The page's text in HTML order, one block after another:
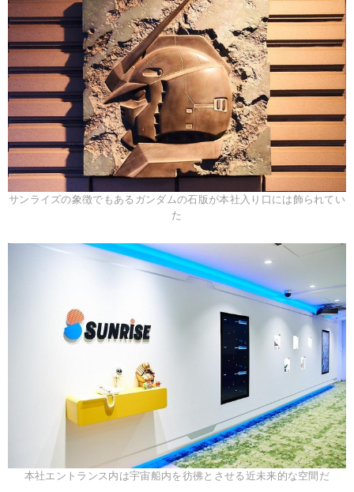
サンライズの象徴でもあるガンダムの石版が本社入り口には飾られてい
た
本社エントランス内は宇宙船内を彷彿とさせる近未来的な空間だ